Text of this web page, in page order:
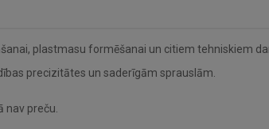
plastmasu formēšanai un citiem tehniskiem
precizitātes un saderīgām sprauslām.
nav preču.